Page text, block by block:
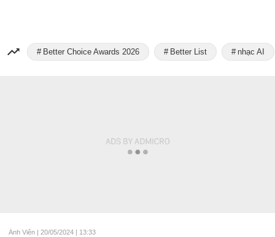
Better Choice Awards 2026 Better List nhạc AI
Ánh Viên | 20/05/2024 | 13:33